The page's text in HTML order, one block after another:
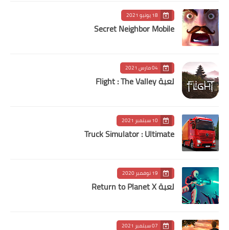
18 يونيو 2021
Secret Neighbor Mobile
04 مارس 2021
لعبة Flight : The Valley
10 سبتمبر 2021
Truck Simulator : Ultimate
19 نوفمبر 2020
لعبة Return to Planet X
07 سبتمبر 2021